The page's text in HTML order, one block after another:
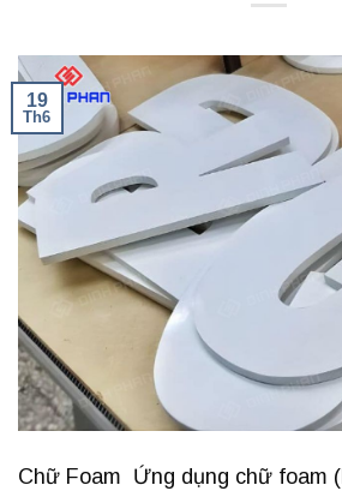
19
Th6
Chữ Foam Ứng dụng chữ foam